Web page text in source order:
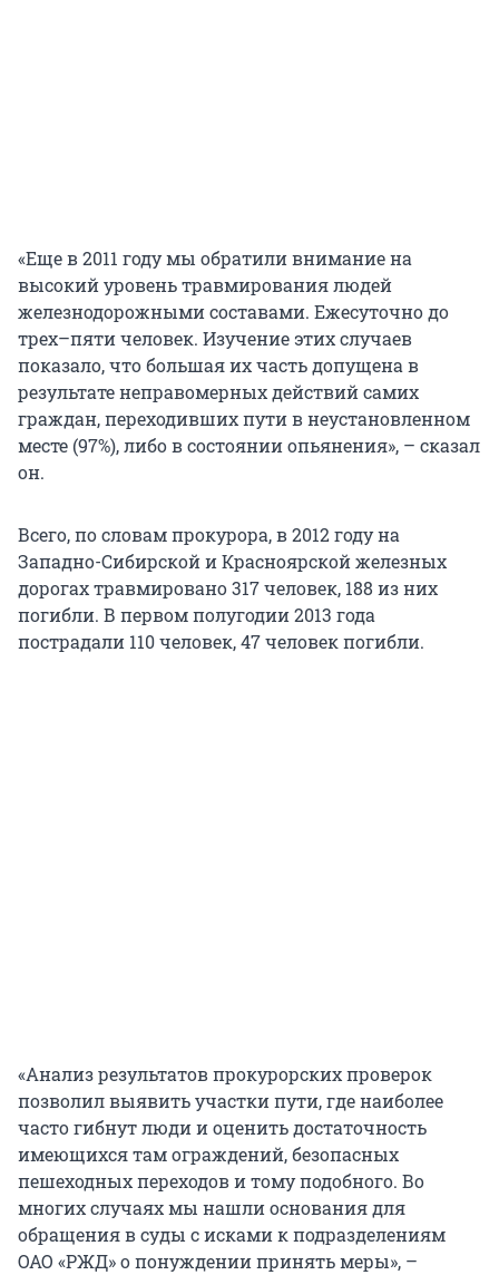
«Еще в 2011 году мы обратили внимание на
высокий уровень травмирования людей
железнодорожными составами. Ежесуточно до
трех–пяти человек. Изучение этих случаев
показало, что большая их часть допущена в
результате неправомерных действий самих
граждан, переходивших пути в неустановленном
месте (97%), либо в состоянии опьянения», – сказал
он.
Всего, по словам прокурора, в 2012 году на
Западно-Сибирской и Красноярской железных
дорогах травмировано 317 человек, 188 из них
погибли. В первом полугодии 2013 года
пострадали 110 человек, 47 человек погибли.
«Анализ результатов прокурорских проверок
позволил выявить участки пути, где наиболее
часто гибнут люди и оценить достаточность
имеющихся там ограждений, безопасных
пешеходных переходов и тому подобного. Во
многих случаях мы нашли основания для
обращения в суды с исками к подразделениям
ОАО «РЖД» о понуждении принять меры», –